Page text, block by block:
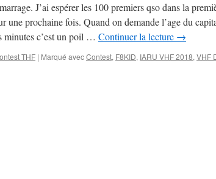
J’ai espérer les 100 premiers qso dans la
une prochaine fois. Quand on demande l’age du
minutes c’est un poil … Continuer la lecture →
THF | Marqué avecContest, F8KID, IARU VHF 2018, VHF